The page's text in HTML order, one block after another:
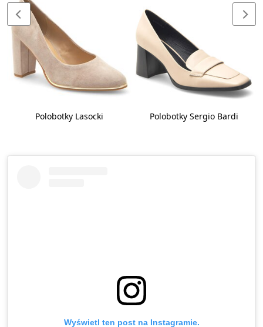
Polobotky Lasocki Polobotky Sergio Bardi
Wyświetl ten post na Instagramie.